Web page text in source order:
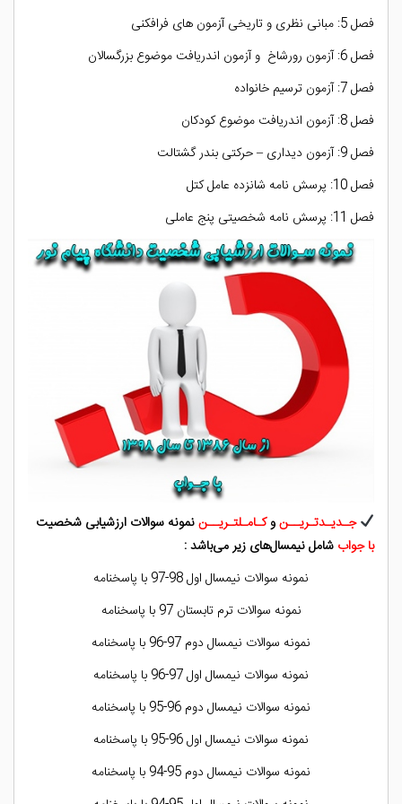
فصل 5: مبانی نظری و تاریخی آزمون های فرافکنی
فصل 6: آزمون رورشاخ و آزمون اندریافت موضوع بزرگسالان
فصل 7: آزمون ترسیم خانواده
فصل 8: آزمون اندریافت موضوع کودکان
فصل 9: آزمون دیداری – حرکتی بندر گشتالت
فصل 10: پرسش نامه شانزده عامل کتل
فصل 11: پرسش نامه شخصیتی پنج عاملی
جـدیـدتـریــنوکـامـلتـریــننمونه سوالات ارزشیابی شخصیت
با جواب شامل نیمسال‌های زیر می‌باشد :
نمونه سوالات نيمسال اول 98-97 با پاسخنامه
نمونه سوالات ترم تابستان 97 با پاسخنامه
نمونه سوالات نيمسال دوم 97-96 با پاسخنامه
نمونه سوالات نيمسال اول 97-96 با پاسخنامه
نمونه سوالات نيمسال دوم 96-95 با پاسخنامه
نمونه سوالات نيمسال اول 96-95 با پاسخنامه
نمونه سوالات نيمسال دوم 95-94 با پاسخنامه